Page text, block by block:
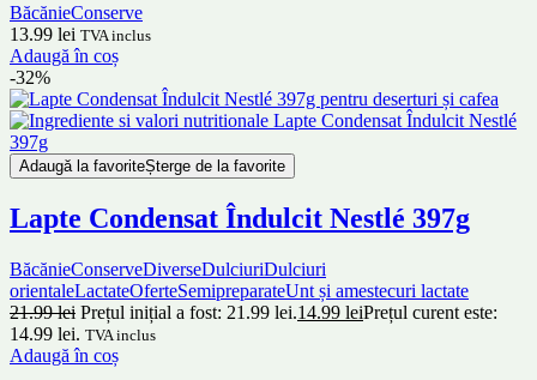
BăcănieConserve
13.99 lei TVA inclus
Adaugă în coș
-32%
Adaugă la favoriteȘterge de la favorite
Lapte Condensat Îndulcit Nestlé 397g
BăcănieConserveDiverseDulciuriDulciuri
orientaleLactateOferteSemipreparateUnt și amestecuri lactate
21.99lei Prețul inițial a fost: 21.99 lei.14.99 leiPrețul curent este:
14.99 lei. TVA inclus
Adaugă în coș